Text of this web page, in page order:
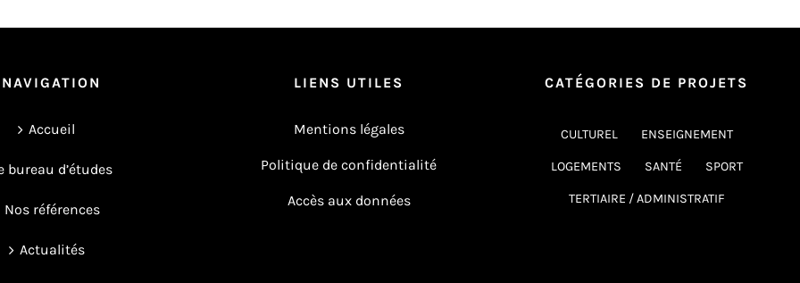
NAVIGATION
Accueil
bureau d’études
Nos références
Actualités
LIENS UTILES
Mentions légales
Politique de confidentialité
Accès aux données
CATÉGORIES DE PROJETS
CULTUREL ENSEIGNEMENT
LOGEMENTS SANTÉ SPORT
TERTIAIRE / ADMINISTRATIF